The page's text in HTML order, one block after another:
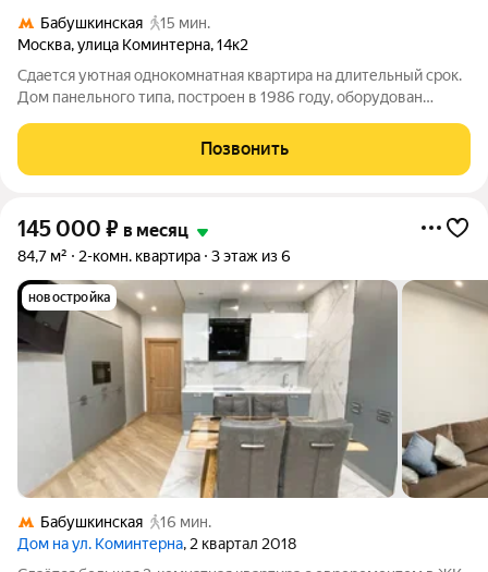
Бабушкинская
15 мин.
Москва,улица Коминтерна,14к2
Сдается уютная однокомнатная квартира на длительный срок.
Дом панельного типа, построен в 1986 году, оборудован
Курение запрещено, но можно проживать с детьми и
питомцами. Квартира расположена на
Позвонить
145 000 ₽ в месяц
84,7 м² 2-комн. квартира 3 этаж из 6
новостройка
Бабушкинская
16 мин.
Дом на ул. Коминтерна, 2 квартал 2018